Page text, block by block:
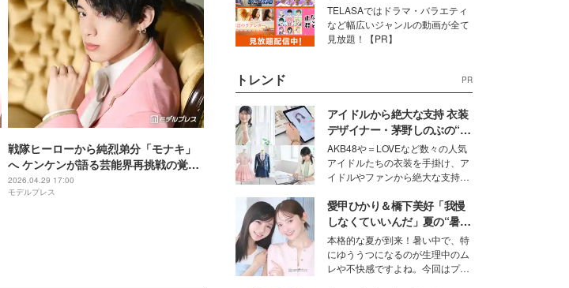
戦隊ヒーローから純烈弟分「モナキ」
へ ケンケンが語る芸能界再挑戦の覚悟
「人を信用できなくなった時期」どん
底救った“人の縁”【インタビュー連載
2026.04.29 17:00
モデルプレス
TELASAではドラマ・バラエティ
など幅広いジャンルの動画が全て
見放題！【PR】
トレンド PR
アイドルから絶大な支持 衣装
デザイナー・茅野しのぶの“可
愛い”を作る美学＜「シチズン
クロスシー」インタビュー＞
AKB48や＝LOVEなど数々の人気
アイドルたちの衣装を手掛け、ア
イドルやファンから絶大な支持を
取締役兼クリエイティブディレク
ター・茅野しのぶ。一人ひとりの
個性に寄り添い、魅力を引き出す
衣装作りは、多くの女性たちに勇
気と自信を与え続けている。
愛甲ひかり＆橋下美好「我慢
しなくていいんだ」夏の“暑さ
対策”の新しい選択肢とは？
本格的な夏が到来！暑い中で、特
にゆううつになるのが生理中のム
レや不快感ですよね。今回はプラ